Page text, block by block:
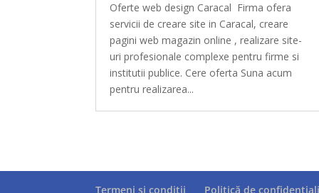
Oferte web design Caracal Firma ofera
servicii de creare site in Caracal, creare
pagini web magazin online , realizare site-
uri profesionale complexe pentru firme si
institutii publice. Cere oferta Suna acum
pentru realizarea...
Termeni si conditii Politică de